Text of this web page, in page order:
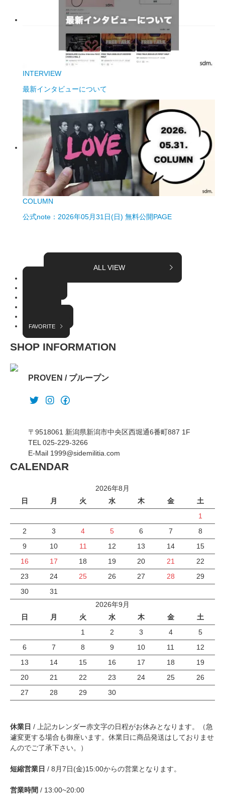
INTERVIEW
最新インタビューについて
COLUMN
公式note：2026年05月31日(日) 無料公開PAGE
ALL VIEW
FAVORITE
SHOP INFORMATION
PROVEN / プループン
〒9518061 新潟県新潟市中央区西堀通6番町887 1F
TEL 025-229-3266
E-Mail 1999@sidemilitia.com
CALENDAR
2026年8月
日
月 火 水 木 金
土
1
2
3 4 5 6 7
8
9
10 11 12 13 14
15
16
17 18 19 20 21
22
23
24 25 26 27 28
29
30
31
2026年9月
日
月 火 水 木 金
土
1
2 3 4
5
6
7 8 9 10 11
12
13
14 15 16 17 18
19
20
21 22 23 24 25
26
27
28 29 30
休業日 / 上記カレンダー赤文字の日程がお休みとなります。（急
遽変更する場合も御座います。休業日に商品発送はしておりませ
んのでご了承下さい。）
短縮営業日 / 8月7日(金)15:00からの営業となります。
営業時間 / 13:00~20:00